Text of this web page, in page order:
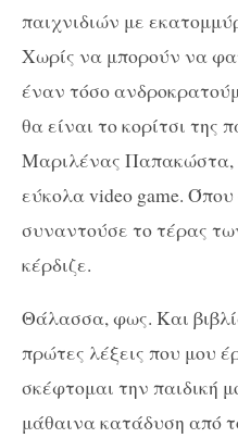
παιχνιδιών με
Χωρίς να μπορούν να
έναν τόσο
θα είναι το κορίτσι της
Μαριλένας Παπακώστα,
εύκολα video game.
συναντούσε το τέρας
κέρδιζε.
Θάλασσα, φως. Και
πρώτες λέξεις που μου
σκέφτομαι την παιδική
μάθαινα κατάδυση από